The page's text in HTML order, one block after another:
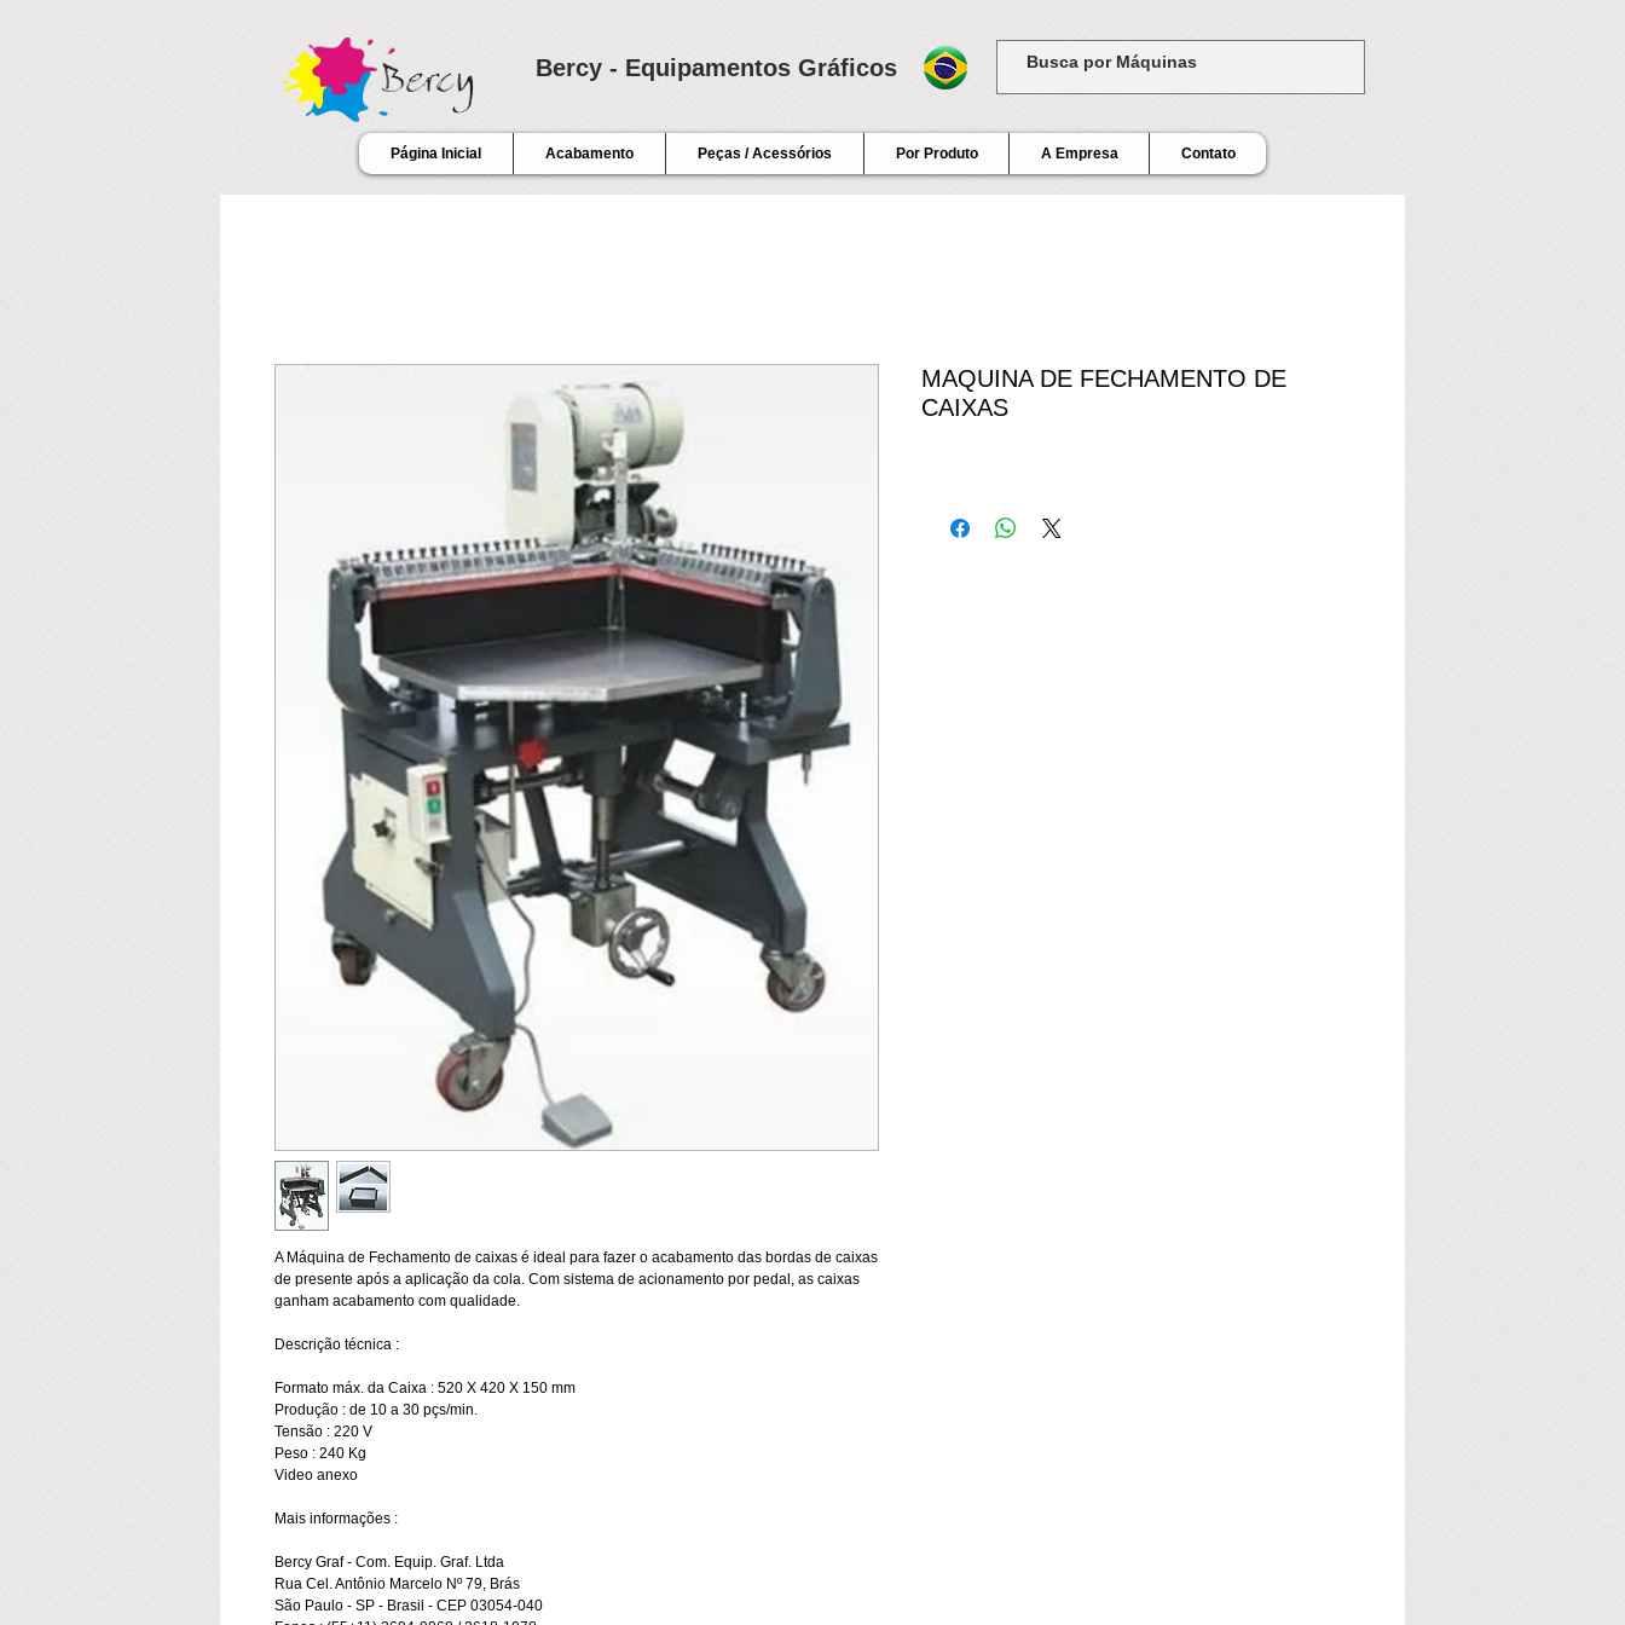
Bercy - Equipamentos Gráficos
Página Inicial Acabamento Peças / Acessórios Por Produto A Empresa Contato
A Máquina de Fechamento de caixas é ideal para fazer o acabamento das bordas de caixas
de presente após a aplicação da cola. Com sistema de acionamento por pedal, as caixas
ganham acabamento com qualidade.
Descrição técnica :
Formato máx. da Caixa : 520 X 420 X 150 mm
Produção : de 10 a 30 pçs/min.
Tensão : 220 V
Peso : 240 Kg
Video anexo
Mais informações :
Bercy Graf - Com. Equip. Graf. Ltda
Rua Cel. Antônio Marcelo Nº 79, Brás
São Paulo - SP - Brasil - CEP 03054-040
MAQUINA DE FECHAMENTO DE
CAIXAS